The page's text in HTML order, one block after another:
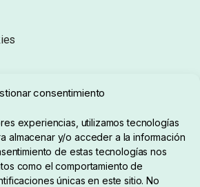
consentimiento
experiencias, utilizamos tecnologías
almacenar y/o acceder a la información
de estas tecnologías nos
como el comportamiento de
únicas en este sitio. No